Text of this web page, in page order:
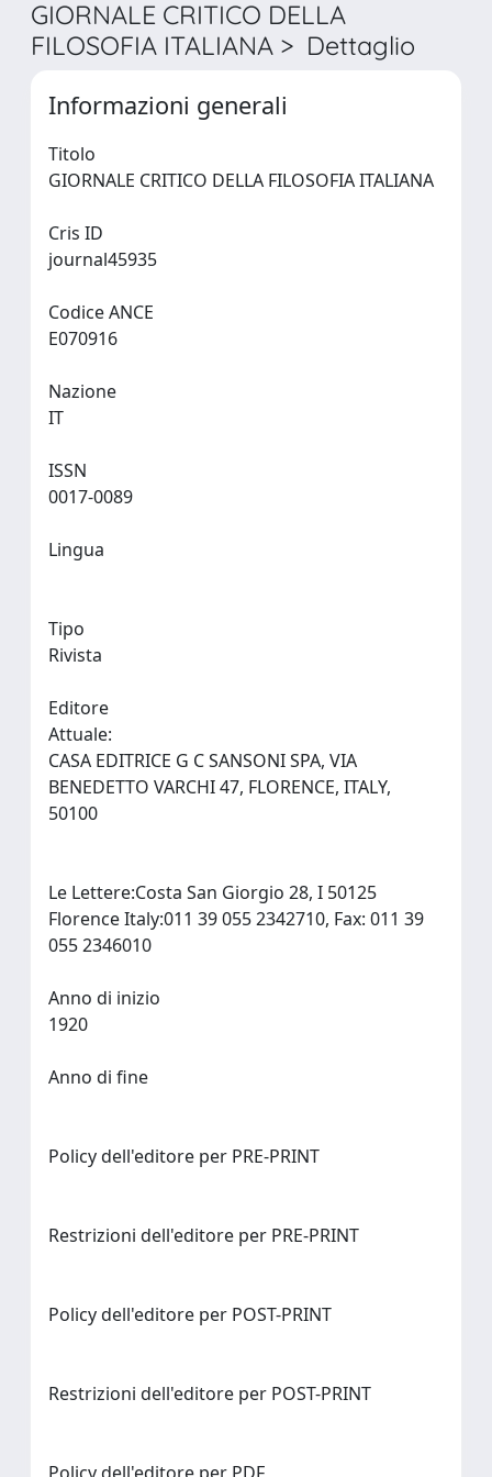
GIORNALE CRITICO DELLA
FILOSOFIA ITALIANA > Dettaglio
Informazioni generali
Titolo
Cris ID
Codice ANCE
Nazione
ISSN
Lingua
Tipo
Rivista
Editore
Attuale:
CASA EDITRICE G C SANSONI SPA, VIA
BENEDETTO VARCHI 47, FLORENCE, ITALY,
50100
Le Lettere:Costa San Giorgio 28, I 50125
Florence Italy:011 39 055 2342710, Fax: 011 39
Anno di inizio
Anno di fine
Policy dell'editore per PRE-PRINT
Restrizioni dell'editore per PRE-PRINT
Policy dell'editore per POST-PRINT
Restrizioni dell'editore per POST-PRINT